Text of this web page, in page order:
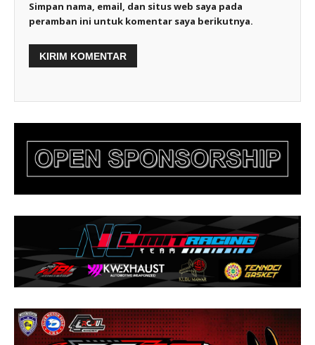
Simpan nama, email, dan situs web saya pada
peramban ini untuk komentar saya berikutnya.